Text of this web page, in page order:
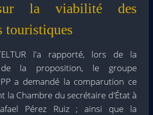
la viabilité des
touristiques
l'a rapporté, lors de la
de la proposition, le groupe
a demandé la comparution ce
la Chambre du secrétaire d'État à
Pérez Ruiz ; ainsi que la